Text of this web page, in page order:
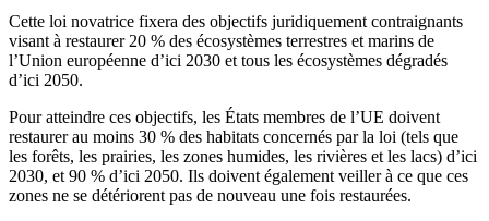
Cette loi novatrice fixera des objectifs juridiquement contraignants
visant à restaurer 20 % des écosystèmes terrestres et marins de
l’Union européenne d’ici 2030 et tous les écosystèmes dégradés
d’ici 2050.
Pour atteindre ces objectifs, les États membres de l’UE doivent
restaurer au moins 30 % des habitats concernés par la loi (tels que
les forêts, les prairies, les zones humides, les rivières et les lacs) d’ici
2030, et 90 % d’ici 2050. Ils doivent également veiller à ce que ces
zones ne se détériorent pas de nouveau une fois restaurées.